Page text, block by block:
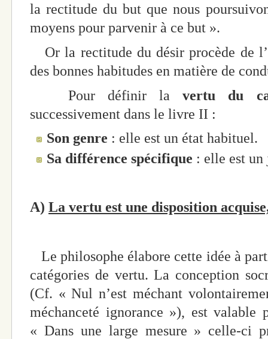
la rectitude du but que nous
moyens pour parvenir à ce but ».
Or la rectitude du désir procède de
des bonnes habitudes en matière de
Pour définir lavertu du
successivement dans le livre II :
Son genre : elle est un état habituel.
Sa différence spécifique : elle est
A) La vertu est une disposition
Le philosophe élabore cette idée à
catégories de vertu. La conception
(Cf. « Nul n’est méchant
méchanceté ignorance »), est
« Dans une large mesure » celle-ci